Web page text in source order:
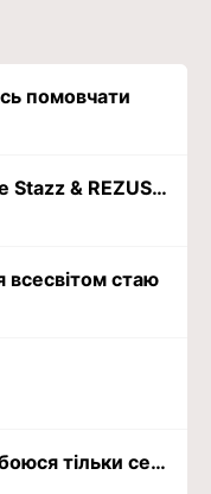
помовчати
А я все плакала (Mike Stazz & REZUS Remix)
всесвітом стаю
Я не боюсь темноти боюся тільки себе